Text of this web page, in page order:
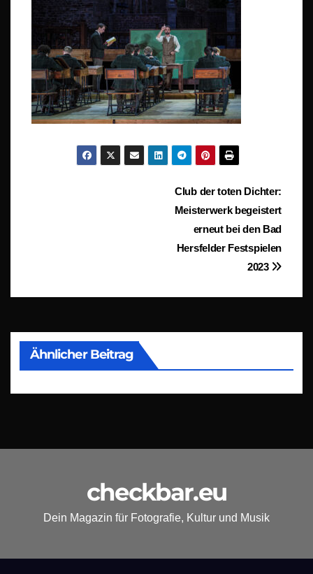
Beitragsnavigation
Club der toten Dichter:
Meisterwerk begeistert
erneut bei den Bad
Hersfelder Festspielen
2023
Ähnlicher Beitrag
checkbar.eu
Dein Magazin für Fotografie, Kultur und Musik